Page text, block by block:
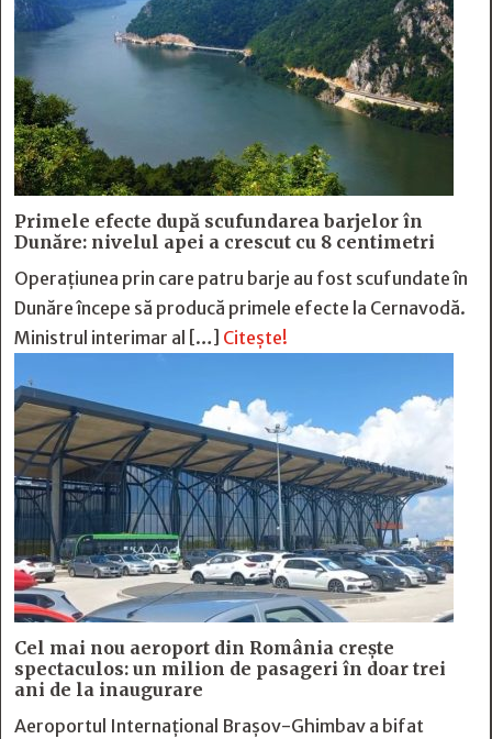
Primele efecte după scufundarea barjelor în
Dunăre: nivelul apei a crescut cu 8 centimetri
Operațiunea prin care patru barje au fost scufundate în
Dunăre începe să producă primele efecte la Cernavodă.
Ministrul interimar al […] Citește!
Cel mai nou aeroport din România crește
spectaculos: un milion de pasageri în doar trei
ani de la inaugurare
Aeroportul Internațional Brașov-Ghimbav a bifat